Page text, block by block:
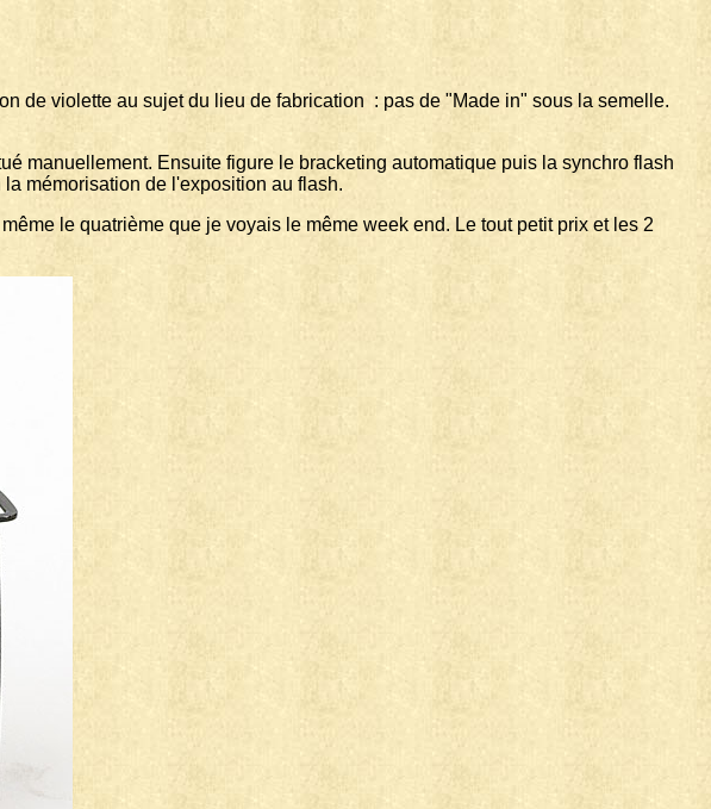
de violette au sujet du lieu de fabrication : pas de "Made in" sous la semelle.
manuellement. Ensuite figure le bracketing automatique puis la synchro flash
mémorisation de l'exposition au flash.
le quatrième que je voyais le même week end. Le tout petit prix et les 2